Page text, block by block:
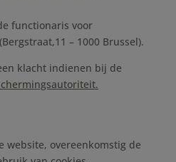
functionaris voor
– 1000 Brussel).
klacht indienen bij de
website, overeenkomstig de